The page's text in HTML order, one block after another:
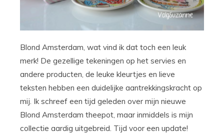
Blond Amsterdam, wat vind ik dat toch een leuk
merk! De gezellige tekeningen op het servies en
andere producten, de leuke kleurtjes en lieve
teksten hebben een duidelijke aantrekkingskracht op
mij. Ik schreef een tijd geleden over mijn nieuwe
Blond Amsterdam theepot, maar inmiddels is mijn
collectie aardig uitgebreid. Tijd voor een update!